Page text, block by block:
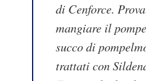
di Cenforce.
mangiare il
succo di
trattati con